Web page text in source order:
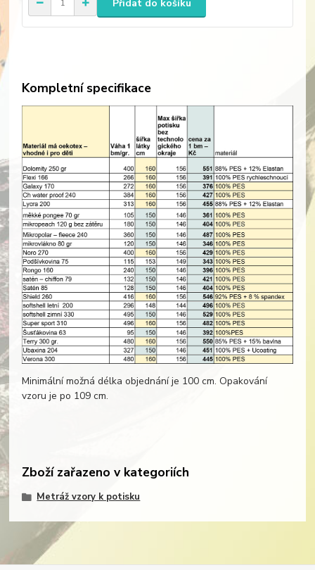
Přidat do košíku
Kompletní specifikace
Minimální možná délka objednání je 100 cm. Opakování
vzoru je po 109 cm.
Zboží zařazeno v kategoriích
Metráž vzory k potisku